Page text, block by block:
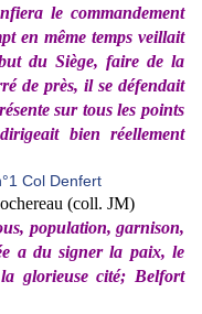
le commandement
en même temps veillait
du Siège, faire de la
de près, il se défendait
sur tous les points
bien réellement
(coll. JM)
population, garnison,
a du signer la paix, le
glorieuse cité; Belfort